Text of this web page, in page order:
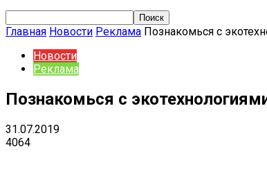
Главная Новости Реклама Познакомься с
Новости
Реклама
Познакомься с
31.07.2019
4064